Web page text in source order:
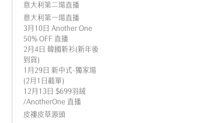
意大利第二場直播
意大利第一場直播
3月10日 Another One
50% OFF 直播
2月4日 韓國新衫(新年後
到貨)
1月29日 新中式-獨家場
(2月1日截單)
12月13日 $699羽絨
/AnotherOne 直播
皮褸皮草源頭